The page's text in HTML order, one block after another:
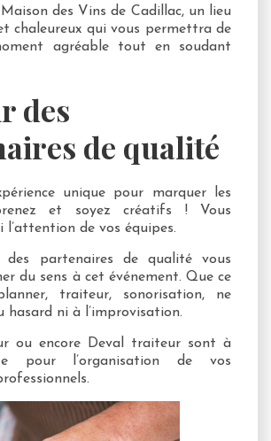
des Vins de Cadillac, un lieu
chaleureux qui vous permettra de
agréable tout en soudant
des
de qualité
unique pour marquer les
et soyez créatifs ! Vous
l’attention de vos équipes.
des partenaires de qualité vous
du sens à cet événement. Que ce
traiteur, sonorisation, ne
hasard ni à l’improvisation.
ou encore Deval traiteur sont à
pour l’organisation de vos